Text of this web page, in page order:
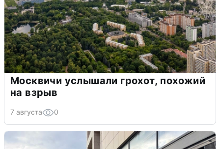
Москвичи услышали грохот, похожий
на взрыв
7 августа 0